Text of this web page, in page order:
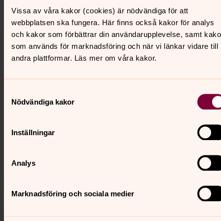
Vissa av våra kakor (cookies) är nödvändiga för att
webbplatsen ska fungera. Här finns också kakor för analys
och kakor som förbättrar din användarupplevelse, samt
som används för marknadsföring och när vi länkar vidare till
andra plattformar. Läs mer om våra kakor.
Nödvändiga kakor
Inställningar
Analys
Marknadsföring och sociala medier
Tillbaka till toppen
Tillbaka till innehållet
Hitta snabbt
Sociala kanaler